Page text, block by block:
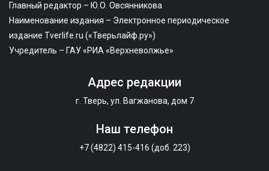
Главный редактор – Ю.О. Овсянникова
Наименование издания – Электронное периодическое
издание Tverlife.ru («Тверьлайф.ру»)
Учредитель – ГАУ «РИА «Верхневолжье»
Адрес редакции
г. Тверь, ул. Вагжанова, дом 7
Наш телефон
+7 (4822) 415-416 (доб. 223)